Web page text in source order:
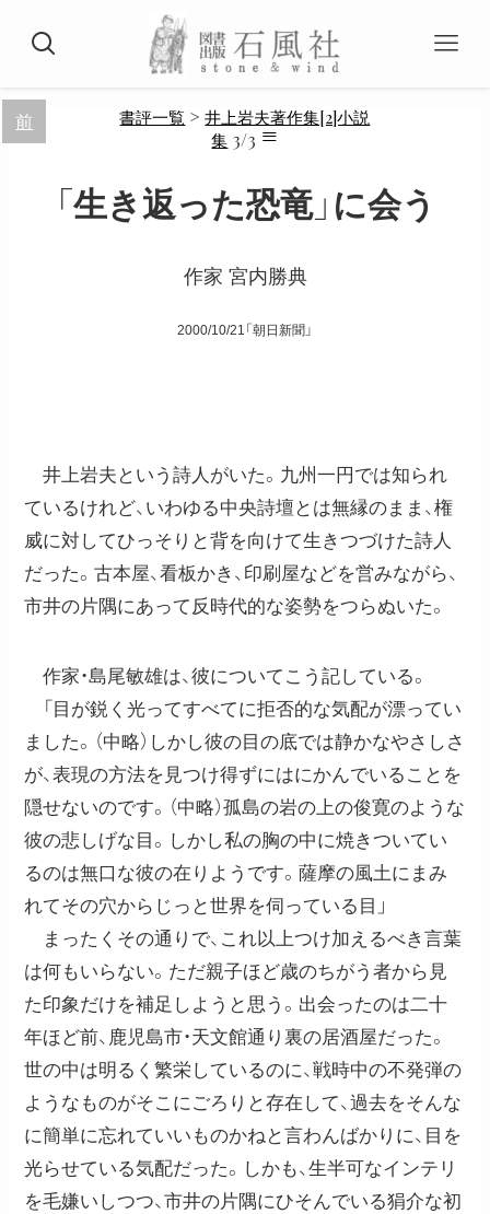
前 書評一覧 >井上岩夫著作集[2]小説
集 3/3 ≡
「生き返った恐竜」に会う
作家 宮内勝典
2000/10/21「朝日新聞」
井上岩夫という詩人がいた。九州一円では知られ
ているけれど、いわゆる中央詩壇とは無縁のまま、権
威に対してひっそりと背を向けて生きつづけた詩人
だった。古本屋、看板かき、印刷屋などを営みながら、
市井の片隅にあって反時代的な姿勢をつらぬいた。
作家・島尾敏雄は、彼についてこう記している。
「目が鋭く光ってすべてに拒否的な気配が漂ってい
ました。（中略）しかし彼の目の底では静かなやさしさ
が、表現の方法を見つけ得ずにはにかんでいることを
隠せないのです。（中略）孤島の岩の上の俊寛のような
彼の悲しげな目。しかし私の胸の中に焼きついてい
るのは無口な彼の在りようです。薩摩の風土にまみ
れてその穴からじっと世界を伺っている目」
まったくその通りで、これ以上つけ加えるべき言葉
は何もいらない。ただ親子ほど歳のちがう者から見
た印象だけを補足しようと思う。出会ったのは二十
年ほど前、鹿児島市・天文館通り裏の居酒屋だった。
世の中は明るく繁栄しているのに、戦時中の不発弾の
ようなものがそこにごろりと存在して、過去をそんな
に簡単に忘れていいものかねと言わんばかりに、目を
光らせている気配だった。しかも、生半可なインテリ
を毛嫌いしつつ、市井の片隅にひそんでいる狷介な初